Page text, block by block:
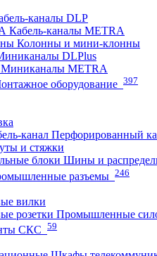
каналы DLP
Кабель-каналы METRA
Колонны и мини-клонны
DLPlus
Миниканалы METRA
оборудование 397
Перфорированный
и стяжки
Шины и
разъемы 246
вилки
Промышленные
СКС 59